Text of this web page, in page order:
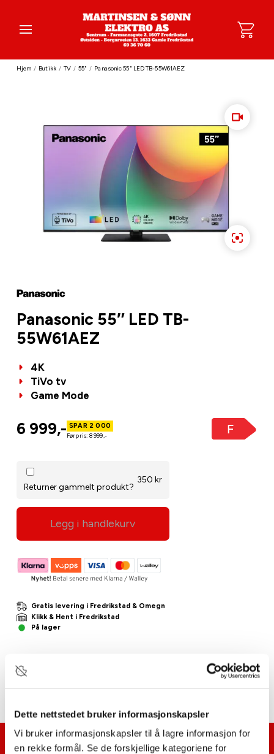
Dette nettstedet bruker informasjonskapsler
Vi bruker informasjonskapsler til å lagre informasjon for
en rekke formål. Se de forskjellige kategoriene for
Hjem / Butikk / TV / 55" / Panasonic 55" LED TB-55W61AEZ
Panasonic 55″ LED TB-
55W61AEZ
4K
TiVo tv
Game Mode
6 999,- SPAR 2 000
Førpris: 8 999,-
Returner gammelt produkt?
350 kr
Legg i handlekurv
Gratis levering i Fredrikstad & Omegn
Klikk & Hent i Fredrikstad
På lager
Beskrivelse